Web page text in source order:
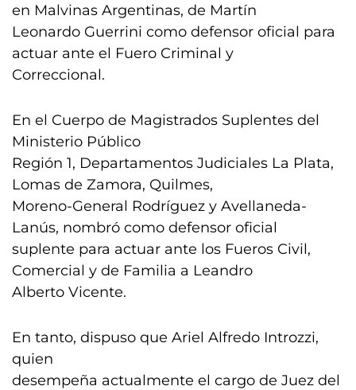
en Malvinas Argentinas, de Martín
Leonardo Guerrini como defensor oficial para
actuar ante el Fuero Criminal y
Correccional.
En el Cuerpo de Magistrados Suplentes del
Ministerio Público
Región 1, Departamentos Judiciales La Plata,
Lomas de Zamora, Quilmes,
Moreno-General Rodríguez y Avellaneda-
Lanús, nombró como defensor oficial
suplente para actuar ante los Fueros Civil,
Comercial y de Familia a Leandro
Alberto Vicente.
En tanto, dispuso que Ariel Alfredo Introzzi,
quien
desempeña actualmente el cargo de Juez del